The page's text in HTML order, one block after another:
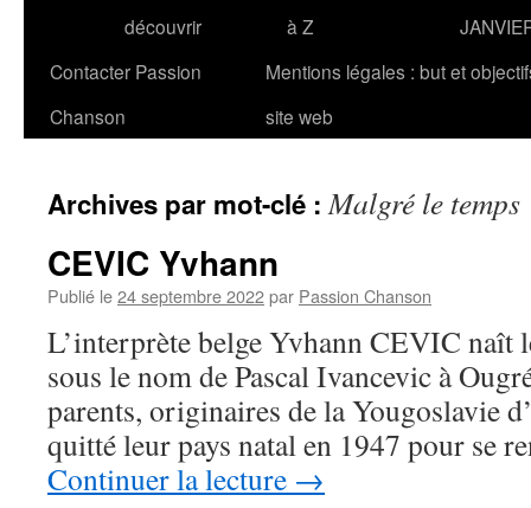
découvrir
à Z
Contacter Passion
Chanson
Mentions légales : but et
site web
Archives par mot-clé :Malgré le temps
CEVIC Yvhann
Publié le24 septembre 2022par Passion Chanson
L’interprète belge Yvhann CEVIC naît
sous le nom de Pascal Ivancevic à
parents, originaires de la Yougoslavie
quitté leur pays natal en 1947 pour se
Continuer la lecture →